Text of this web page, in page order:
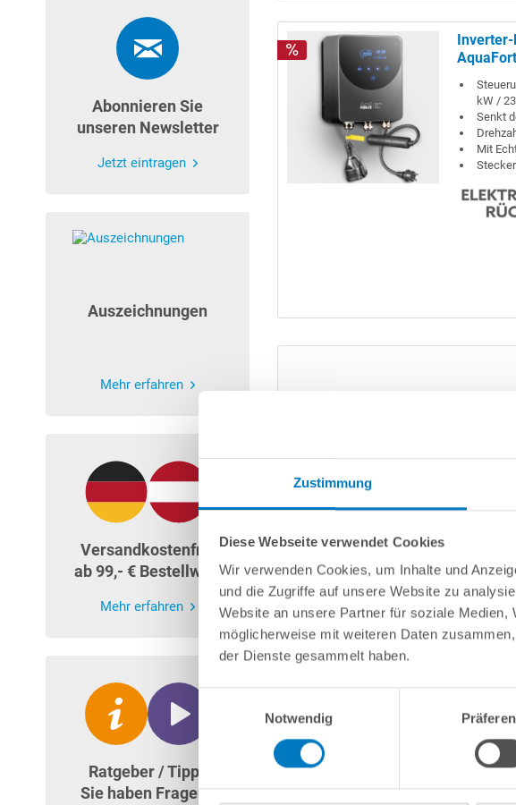
Zustimmung
Diese Webseite verwendet Cookies
Wir verwenden Cookies, um Inhalte und
und die Zugriffe auf unsere Website zu
Website an unsere Partner für soziale
möglicherweise mit weiteren Daten
der Dienste gesammelt haben.
Notwendig
Abonnieren Sie
unseren Newsletter
Jetzt eintragen
Auszeichnungen
Mehr erfahren
Versandkostenfrei
ab 99,- € Bestellwert
Mehr erfahren
Ratgeber / Tipps
Sie haben Fragen?
kW /
Senkt
Mit